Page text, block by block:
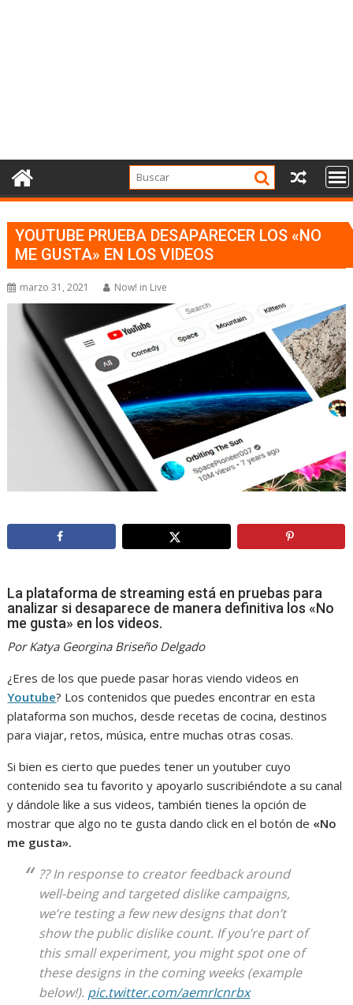
YOUTUBE PRUEBA DESAPARECER LOS «NO
ME GUSTA» EN LOS VIDEOS
marzo 31, 2021 Now! in Live
La plataforma de streaming está en pruebas para
analizar si desaparece de manera definitiva los «No
me gusta» en los videos.
Por Katya Georgina Briseño Delgado
¿Eres de los que puede pasar horas viendo videos en
Youtube? Los contenidos que puedes encontrar en esta
plataforma son muchos, desde recetas de cocina, destinos
para viajar, retos, música, entre muchas otras cosas.
Si bien es cierto que puedes tener un youtuber cuyo
contenido sea tu favorito y apoyarlo suscribiéndote a su canal
y dándole like a sus videos, también tienes la opción de
mostrar que algo no te gusta dando click en el botón de «No
me gusta».
?? In response to creator feedback around
well-being and targeted dislike campaigns,
we’re testing a few new designs that don’t
show the public dislike count. If you’re part of
this small experiment, you might spot one of
these designs in the coming weeks (example
below!). pic.twitter.com/aemrIcnrbx